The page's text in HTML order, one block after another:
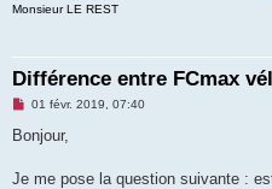
Monsieur LE REST
Différence entre FCmax
M
s
g
01 févr. 2019, 07:40
Bonjour,
Je me pose la question suivante :